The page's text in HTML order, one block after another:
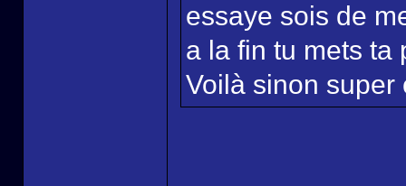
essaye sois de
a la fin tu mets ta
Voilà sinon super